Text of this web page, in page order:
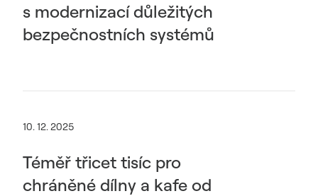
s modernizací důležitých
bezpečnostních systémů
10. 12. 2025
Téměř třicet tisíc pro
chráněné dílny a kafe od